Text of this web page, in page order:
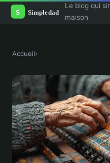
Le blog qui
maison
Accueil›